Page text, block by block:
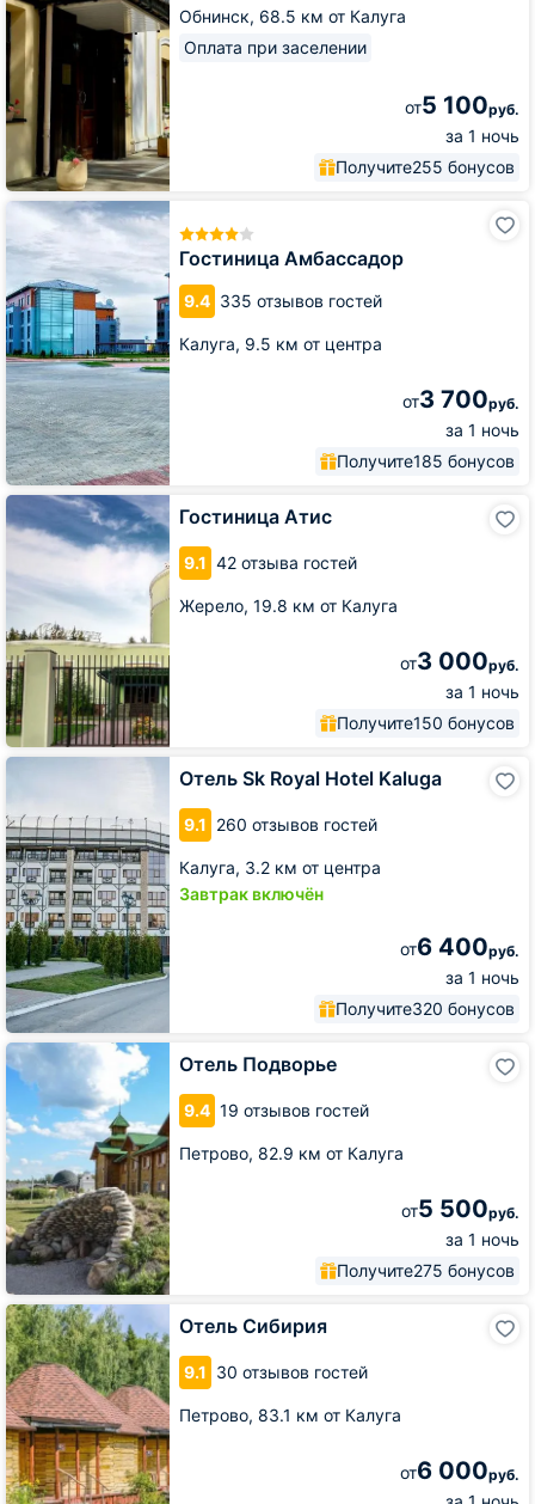
Обнинск, 68.5 км от Калуга
Оплата при заселении
от5 100руб.
за 1 ночь
Получите255 бонусов
Гостиница Амбассадор
9.4 335 отзывов гостей
Калуга, 9.5 км от центра
от3 700руб.
за 1 ночь
Получите185 бонусов
Гостиница
Амбассадор
Гостиница Атис
9.1 42 отзыва гостей
Жерело, 19.8 км от Калуга
от3 000руб.
за 1 ночь
Получите150 бонусов
Гостиница
Атис
Отель Sk Royal Hotel Kaluga
9.1 260 отзывов гостей
Калуга, 3.2 км от центра
Завтрак включён
от6 400руб.
за 1 ночь
Получите320 бонусов
Отель
Royal
Hotel
Kaluga
Отель Подворье
9.4 19 отзывов гостей
Петрово, 82.9 км от Калуга
от5 500руб.
за 1 ночь
Получите275 бонусов
Отель
Подворье
Отель Сибирия
9.1 30 отзывов гостей
Петрово, 83.1 км от Калуга
от6 000руб.
Отель
Сибирия